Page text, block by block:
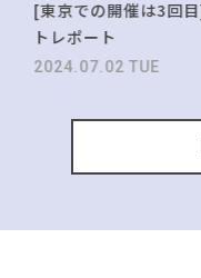
[東京での開催は3回
トレポート
2024.07.02 TUE